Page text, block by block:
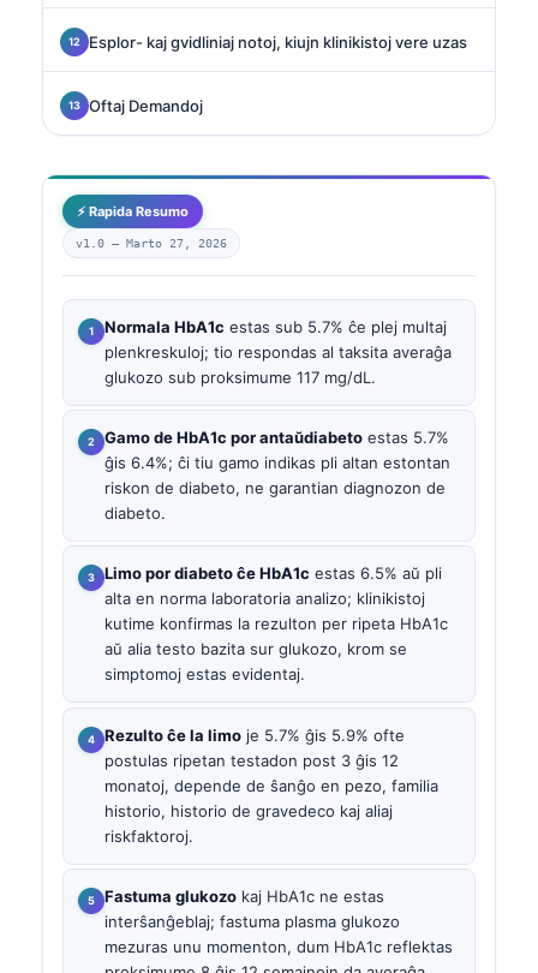
Esplor- kaj gvidliniaj notoj, kiujn klinikistoj vere uzas
Oftaj Demandoj
⚡ Rapida Resumo
v1.0 — Marto 27, 2026
Normala HbA1c estas sub 5.7% ĉe plej multaj
plenkreskuloj; tio respondas al taksita averaĝa
glukozo sub proksimume 117 mg/dL.
Gamo de HbA1c por antaŭdiabeto estas 5.7%
ĝis 6.4%; ĉi tiu gamo indikas pli altan estontan
riskon de diabeto, ne garantian diagnozon de
diabeto.
Limo por diabeto ĉe HbA1c estas 6.5% aŭ pli
alta en norma laboratoria analizo; klinikistoj
kutime konfirmas la rezulton per ripeta HbA1c
aŭ alia testo bazita sur glukozo, krom se
simptomoj estas evidentaj.
Rezulto ĉe la limo je 5.7% ĝis 5.9% ofte
postulas ripetan testadon post 3 ĝis 12
monatoj, depende de ŝanĝo en pezo, familia
historio, historio de gravedeco kaj aliaj
riskfaktoroj.
Fastuma glukozo kaj HbA1c ne estas
interŝanĝeblaj; fastuma plasma glukozo
mezuras unu momenton, dum HbA1c reflektas